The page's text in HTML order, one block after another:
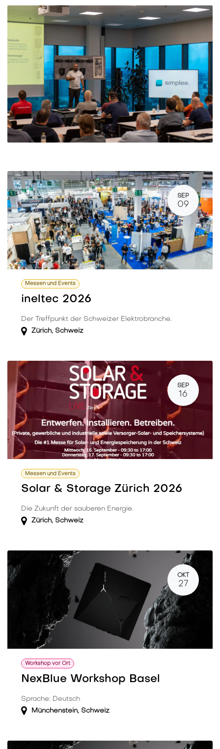
SEP
09
Messen und Events
ineltec 2026
Der Treffpunkt der Schweizer Elektrobranche.
Zürich, Schweiz
SEP
16
Messen und Events
Solar & Storage Zürich 2026
Die Zukunft der sauberen Energie.
Zürich, Schweiz
OKT
27
Workshop vor Ort
NexBlue Workshop Basel
Sprache: Deutsch
Münchenstein, Schweiz